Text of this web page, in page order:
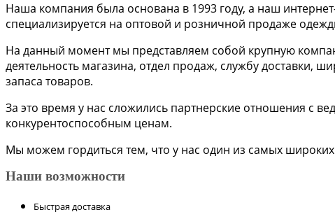
Наша компания была основана в 1993 году, а наш
специализируется на оптовой и розничной продаже
На данный момент мы представляем собой крупную
деятельность магазина, отдел продаж, службу
запаса товаров.
За это время у нас сложились партнерские отношения с
конкурентоспособным ценам.
Мы можем гордиться тем, что у нас один из самых
Наши возможности
Быстрая доставка